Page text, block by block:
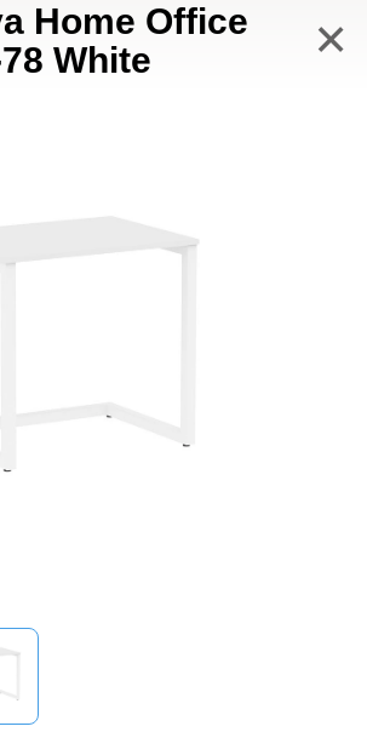
Home Office
White
×